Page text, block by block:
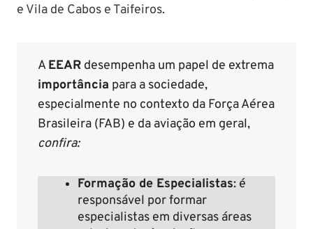
e Vila de Cabos e Taifeiros.
AEEAR desempenha um papel de extrema
importância para a sociedade,
especialmente no contexto da Força Aérea
Brasileira (FAB) e da aviação em geral,
confira:
Formação de Especialistas: é
responsável por formar
especialistas em diversas áreas